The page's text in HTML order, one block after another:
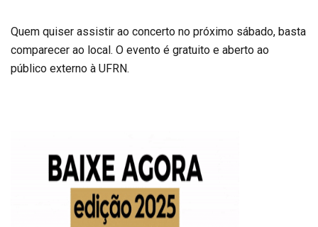
Quem quiser assistir ao concerto no próximo sábado, basta
comparecer ao local. O evento é gratuito e aberto ao
público externo à UFRN.